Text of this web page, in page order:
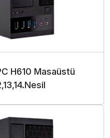
H610 Masaüstü